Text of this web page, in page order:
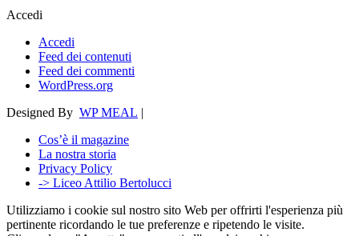
Accedi
Accedi
Feed dei contenuti
Feed dei commenti
WordPress.org
Designed By WP MEAL |
Cos’è il magazine
La nostra storia
Privacy Policy
-> Liceo Attilio Bertolucci
Utilizziamo i cookie sul nostro sito Web per offrirti l'esperienza più
pertinente ricordando le tue preferenze e ripetendo le visite.